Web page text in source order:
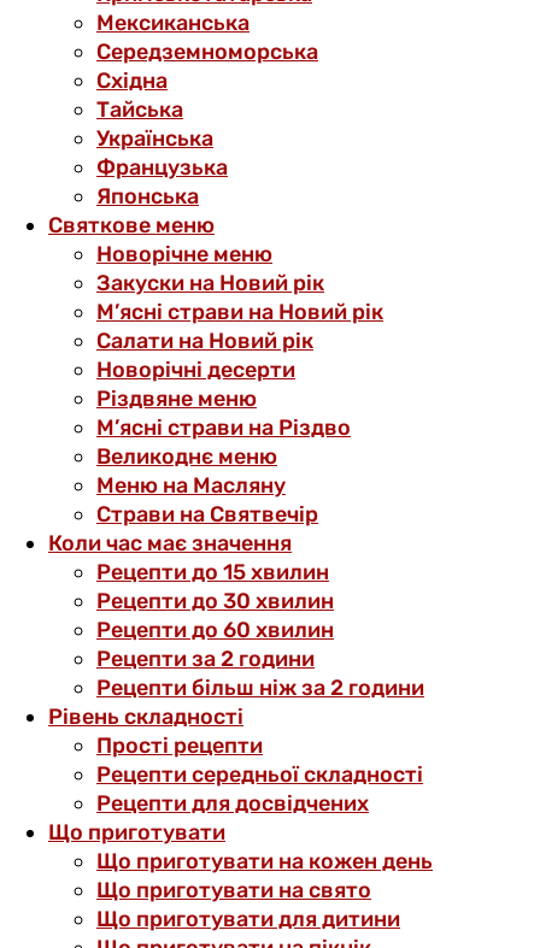
Мексиканська
Середземноморська
Східна
Тайська
Українська
Французька
Японська
Святкове меню
Новорічне меню
Закуски на Новий рік
М’ясні страви на Новий рік
Салати на Новий рік
Новорічні десерти
Різдвяне меню
М’ясні страви на Різдво
Великоднє меню
Меню на Масляну
Страви на Святвечір
Коли час має значення
Рецепти до 15 хвилин
Рецепти до 30 хвилин
Рецепти до 60 хвилин
Рецепти за 2 години
Рецепти більш ніж за 2 години
Рівень складності
Прості рецепти
Рецепти середньої складності
Рецепти для досвідчених
Що приготувати
Що приготувати на кожен день
Що приготувати на свято
Що приготувати для дитини